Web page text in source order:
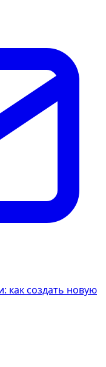
как создать новую